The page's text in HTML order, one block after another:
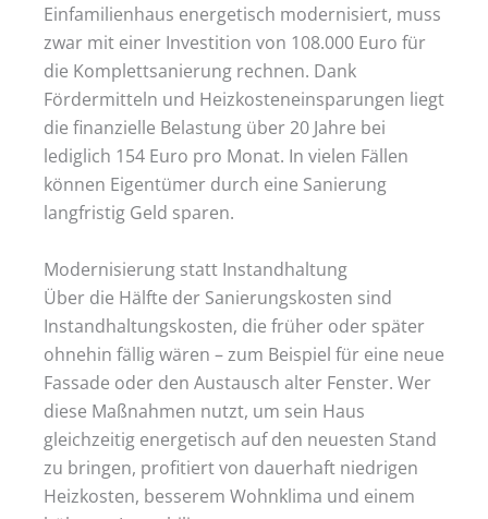
Einfamilienhaus energetisch modernisiert, muss
zwar mit einer Investition von 108.000 Euro für
die Komplettsanierung rechnen. Dank
Fördermitteln und Heizkosteneinsparungen liegt
die finanzielle Belastung über 20 Jahre bei
lediglich 154 Euro pro Monat. In vielen Fällen
können Eigentümer durch eine Sanierung
langfristig Geld sparen.
Modernisierung statt Instandhaltung
Über die Hälfte der Sanierungskosten sind
Instandhaltungskosten, die früher oder später
ohnehin fällig wären – zum Beispiel für eine neue
Fassade oder den Austausch alter Fenster. Wer
diese Maßnahmen nutzt, um sein Haus
gleichzeitig energetisch auf den neuesten Stand
zu bringen, profitiert von dauerhaft niedrigen
Heizkosten, besserem Wohnklima und einem